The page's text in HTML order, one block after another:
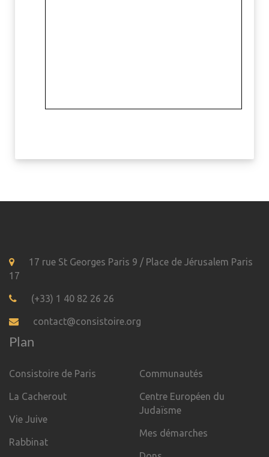
17 rue St Georges Paris 9 / Place de Jérusalem Paris
17
(+33) 1 40 82 26 26
contact@consistoire.org
Plan
Consistoire de Paris
La Cacherout
Vie Juive
Rabbinat
Communautés
Centre Européen du
Judaïsme
Mes démarches